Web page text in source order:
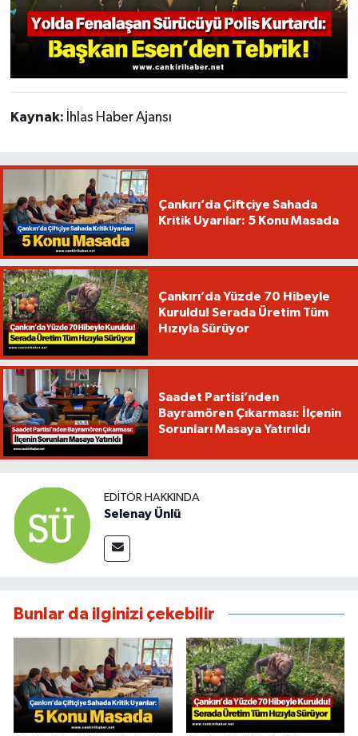
Kaynak: İhlas Haber Ajansı
Çankırı’da Çiftçiye Sahada
Kritik Uyarılar: 5 Konu Masada
Çankırı’da Yüzde 70 Hibeyle
Kuruldu! Serada Üretim Tüm
Hızıyla Sürüyor
Saadet Partisi’nden
Bayramören Çıkarması: İlçenin
Sorunları Masaya Yatırıldı
EDITÖR HAKKINDA
Selenay Ünlü
Bunlar da ilginizi çekebilir